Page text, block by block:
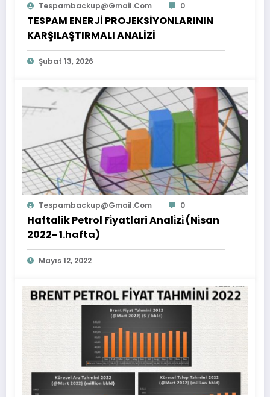
Tespambackup@gmail.com 0
TESPAM ENERJİ PROJEKSİYONLARININ
KARŞILAŞTIRMALI ANALİZİ
Şubat 13, 2026
Tespambackup@gmail.com 0
Haftalik Petrol Fi̇yatlari Anali̇zi̇ (Ni̇san
2022- 1.hafta)
Mayıs 12, 2022